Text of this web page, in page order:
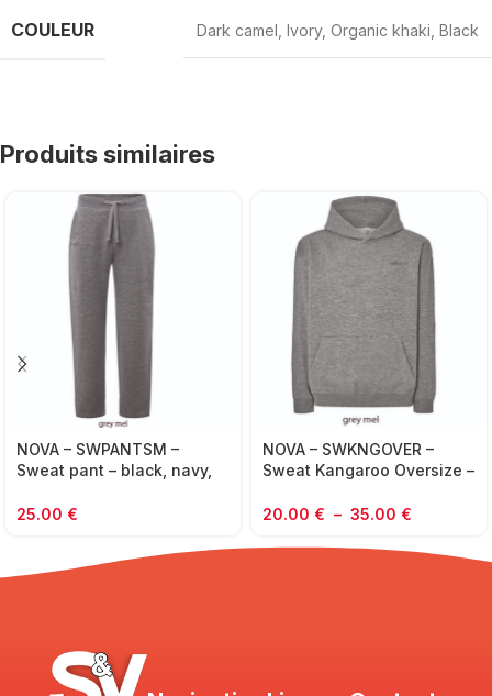
COULEUR Dark camel Ivory, Organic khaki Black
Produits similaires
NOVA – SWPANTSM –
Sweat pant – black, navy,
25.00 €
NOVA – SWKNGOVER –
Sweat Kangaroo Oversize –
mel
20.00 € – 35.00 €